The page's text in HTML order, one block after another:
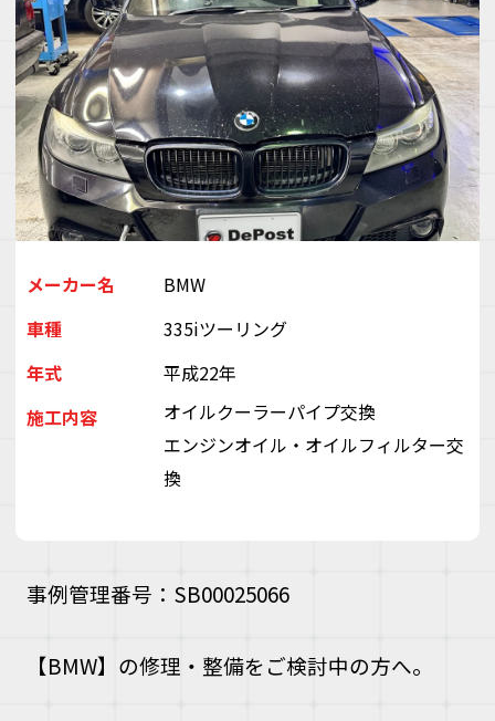
メーカー名
BMW
車種
335iツーリング
年式
平成22年
施工内容
オイルクーラーパイプ交換
エンジンオイル・オイルフィルター交
換
事例管理番号：SB00025066
【BMW】の修理・整備をご検討中の方へ。